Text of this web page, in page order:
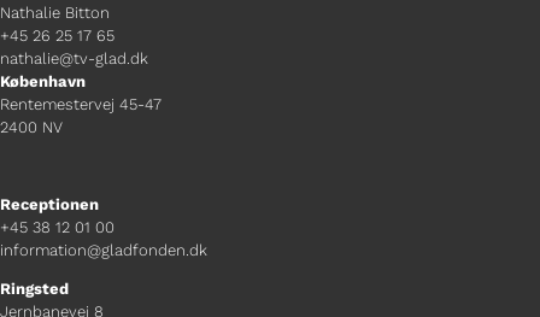
Nathalie Bitton
+45 26 25 17 65
nathalie@tv-glad.dk
København
Rentemestervej 45-47
2400 NV
Receptionen
+45 38 12 01 00
information@gladfonden.dk
Ringsted
Jernbanevej 8